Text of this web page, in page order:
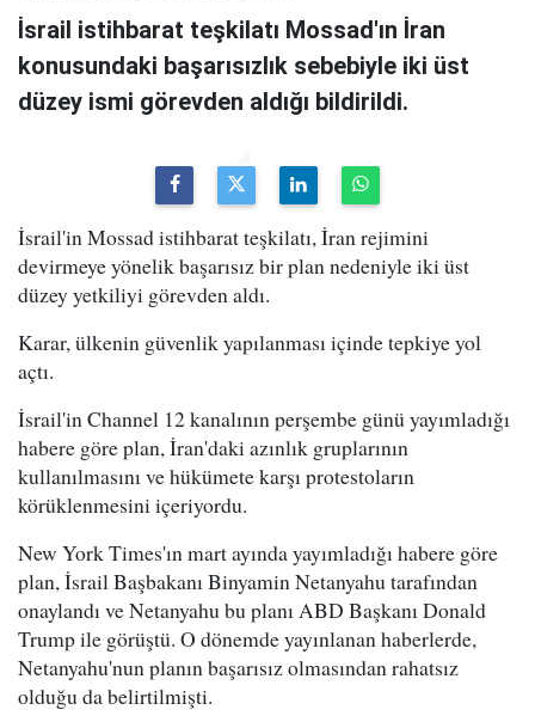
İsrail istihbarat teşkilatı Mossad'ın İran
konusundaki başarısızlık sebebiyle iki üst
düzey ismi görevden aldığı bildirildi.
İsrail'in Mossad istihbarat teşkilatı, İran rejimini
devirmeye yönelik başarısız bir plan nedeniyle iki üst
düzey yetkiliyi görevden aldı.
Karar, ülkenin güvenlik yapılanması içinde tepkiye yol
açtı.
İsrail'in Channel 12 kanalının perşembe günü yayımladığı
habere göre plan, İran'daki azınlık gruplarının
kullanılmasını ve hükümete karşı protestoların
körüklenmesini içeriyordu.
New York Times'ın mart ayında yayımladığı habere göre
plan, İsrail Başbakanı Binyamin Netanyahu tarafından
onaylandı ve Netanyahu bu planı ABD Başkanı Donald
Trump ile görüştü. O dönemde yayınlanan haberlerde,
Netanyahu'nun planın başarısız olmasından rahatsız
olduğu da belirtilmişti.